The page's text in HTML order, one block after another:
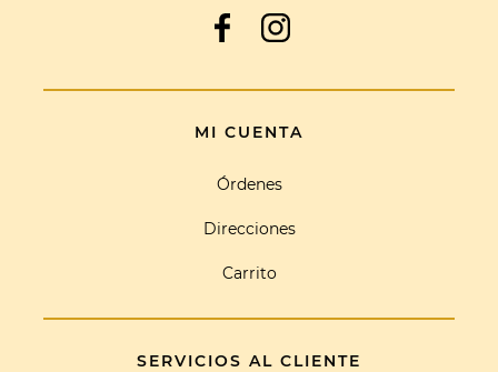
MI CUENTA
Órdenes
Direcciones
Carrito
SERVICIOS AL CLIENTE